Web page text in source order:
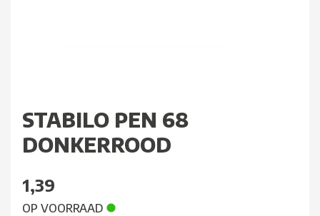
STABILO PEN 68
DONKERROOD
1,39
OP VOORRAAD